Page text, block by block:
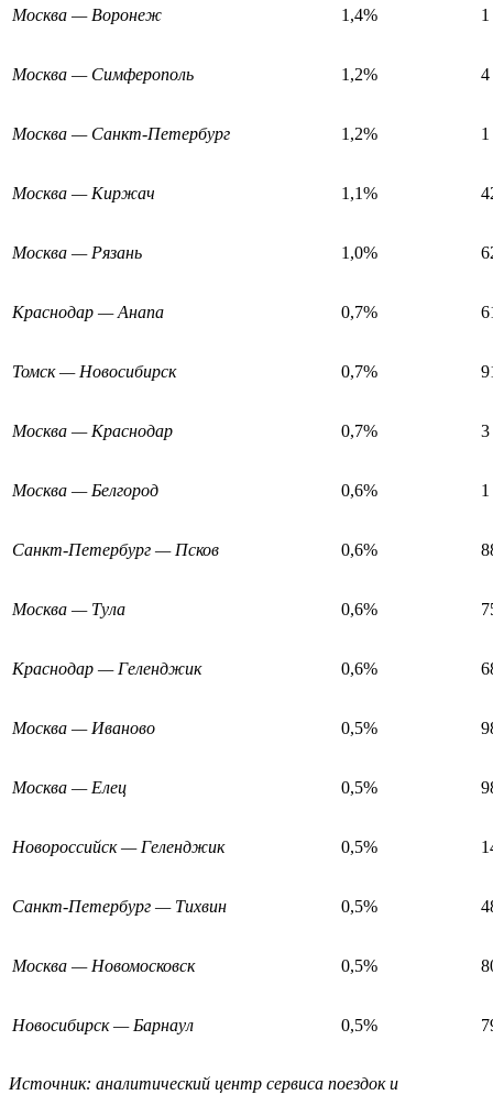
Москва — Воронеж 1,4%
Москва — Симферополь 1,2% 4
Москва — Санкт-Петербург 1,2%
Москва — Киржач 1,1%
Москва — Рязань 1,0%
Краснодар — Анапа 0,7%
Томск — Новосибирск 0,7%
Москва — Краснодар 0,7% 3
Москва — Белгород 0,6%
Санкт-Петербург — Псков 0,6%
Москва — Тула 0,6%
Краснодар — Геленджик 0,6%
Москва — Иваново 0,5%
Москва — Елец 0,5%
Новороссийск — Геленджик 0,5%
Санкт-Петербург — Тихвин 0,5%
Москва — Новомосковск 0,5%
Новосибирск — Барнаул 0,5%
Источник: аналитический центр сервиса поездок и